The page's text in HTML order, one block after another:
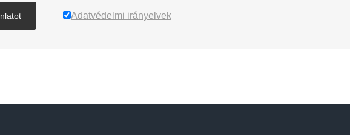
Adatvédelmi irányelvek